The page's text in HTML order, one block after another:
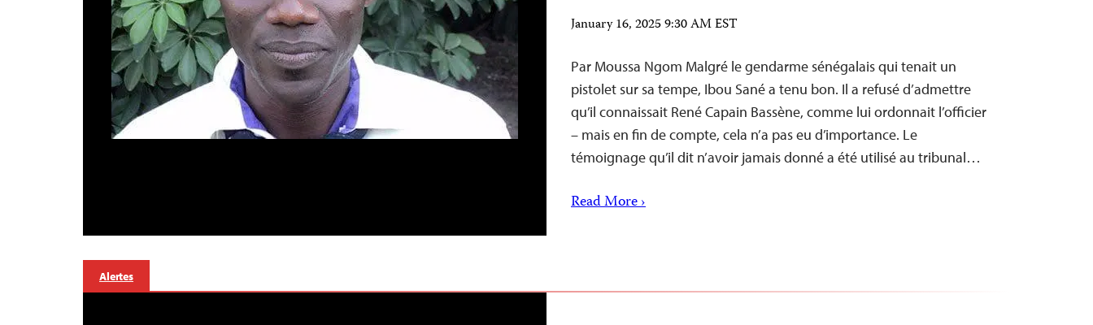
January 16, 2025 9:30 AM EST
Par Moussa Ngom Malgré le gendarme sénégalais qui tenait un
pistolet sur sa tempe, Ibou Sané a tenu bon. Il a refusé d’admettre
qu’il connaissait René Capain Bassène, comme lui ordonnait l’officier
– mais en fin de compte, cela n’a pas eu d’importance. Le
témoignage qu’il dit n’avoir jamais donné a été utilisé au tribunal…
Read More ›
Alertes